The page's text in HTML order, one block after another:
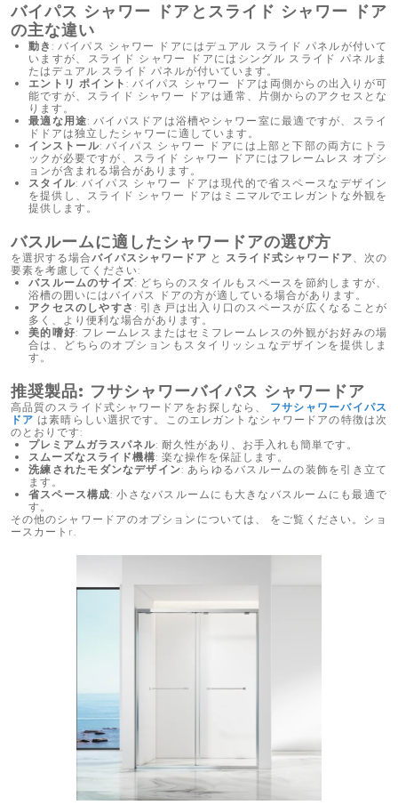
バイパス シャワー ドアとスライド シャワー ドア
の主な違い
動き : バイパス シャワー ドアにはデュアル スライド パネルが付いて
いますが、スライド シャワー ドアにはシングル スライド パネルま
たはデュアル スライド パネルが付いています。
エントリ ポイント : バイパス シャワー ドアは両側からの出入りが可
能ですが、スライド シャワー ドアは通常、片側からのアクセスとな
ります。
最適な用途: バイパスドアは浴槽やシャワー室に最適ですが、スライ
ドドアは独立したシャワーに適しています。
インストール: バイパス シャワー ドアには上部と下部の両方にトラ
ックが必要ですが、スライド シャワー ドアにはフレームレス オプシ
ョンが含まれる場合があります。
スタイル: バイパス シャワー ドアは現代的で省スペースなデザイン
を提供し、スライド シャワー ドアはミニマルでエレガントな外観を
提供します。
バスルームに適したシャワードアの選び方
を選択する場合バイパスシャワードア と スライド式シャワードア 、次の
要素を考慮してください:
バスルームのサイズ: どちらのスタイルもスペースを節約しますが、
浴槽の囲いにはバイパス ドアの方が適している場合があります。
アクセスのしやすさ : 引き戸は出入り口のスペースが広くなることが
多く、より便利な場合があります。
美的嗜好: フレームレスまたはセミフレームレスの外観がお好みの場
合は、どちらのオプションもスタイリッシュなデザインを提供しま
す。
推奨製品: フサシャワーバイパス シャワードア
高品質のスライド式シャワードアをお探しなら、
フサシャワーバイパス
ドア は素晴らしい選択です。このエレガントなシャワードアの特徴は次
のとおりです:
プレミアムガラスパネル: 耐久性があり、お手入れも簡単です。
スムーズなスライド機構: 楽な操作を保証します。
洗練されたモダンなデザイン: あらゆるバスルームの装飾を引き立て
ます。
省スペース構成: 小さなバスルームにも大きなバスルームにも最適で
す。
その他のシャワードアのオプションについては、 をご覧ください。 ショ
ースカート r.